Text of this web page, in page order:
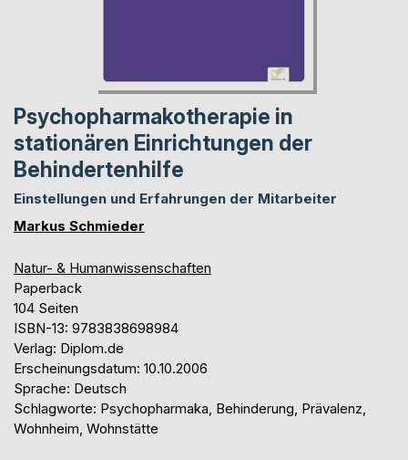
Psychopharmakotherapie in
stationären Einrichtungen der
Behindertenhilfe
Einstellungen und Erfahrungen der Mitarbeiter
Markus Schmieder
Natur- & Humanwissenschaften
Paperback
104 Seiten
ISBN-13: 9783838698984
Verlag: Diplom.de
Erscheinungsdatum: 10.10.2006
Sprache: Deutsch
Schlagworte: Psychopharmaka, Behinderung, Prävalenz,
Wohnheim, Wohnstätte